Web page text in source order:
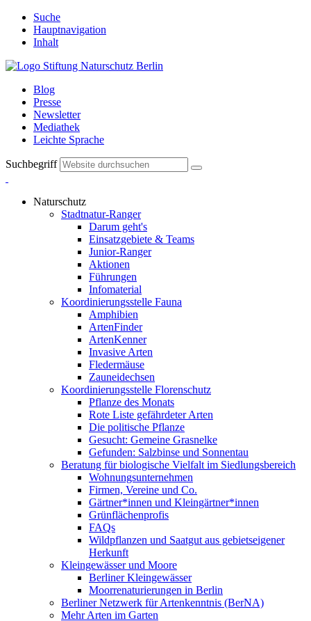
Suche
Hauptnavigation
Inhalt
Blog
Presse
Newsletter
Mediathek
Leichte Sprache
Suchbegriff
Naturschutz
Stadtnatur-Ranger
Darum geht's
Einsatzgebiete & Teams
Junior-Ranger
Aktionen
Führungen
Infomaterial
Koordinierungsstelle Fauna
Amphibien
ArtenFinder
ArtenKenner
Invasive Arten
Fledermäuse
Zauneidechsen
Koordinierungsstelle Florenschutz
Pflanze des Monats
Rote Liste gefährdeter Arten
Die politische Pflanze
Gesucht: Gemeine Grasnelke
Gefunden: Salzbinse und Sonnentau
Beratung für biologische Vielfalt im Siedlungsbereich
Wohnungsunternehmen
Firmen, Vereine und Co.
Gärtner*innen und Kleingärtner*innen
Grünflächenprofis
FAQs
Wildpflanzen und Saatgut aus gebietseigener
Herkunft
Kleingewässer und Moore
Berliner Kleingewässer
Moorrenaturierungen in Berlin
Berliner Netzwerk für Artenkenntnis (BerNA)
Mehr Arten im Garten